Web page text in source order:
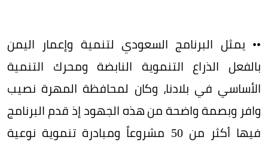
​•• يمثل البرنامج السعودي لتنمية وإعمار اليمن
بالفعل الذراع التنموية النابضة ومحرك التنمية
الأساسي في بلادنا، وكان لمحافظة المهرة نصيب
وافر وبصمة واضحة من هذه الجهود إذ قدم البرنامج
فيها أكثر من 50 مشروعاً ومبادرة تنموية نوعية